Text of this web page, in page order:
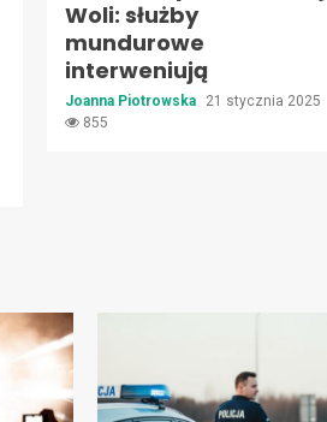
Woli: służby
mundurowe
interweniują
Joanna Piotrowska
21 stycznia 2025
855